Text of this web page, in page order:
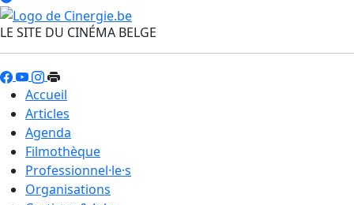
LE SITE DU CINÉMA BELGE
Accueil
Articles
Agenda
Filmothèque
Professionnel·le·s
Organisations